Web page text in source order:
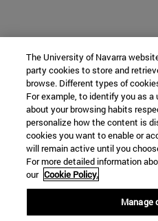
The University of Navarra
party cookies to store and
browse. Different types of
For example, to identify you as a
about your browsing habits
personalize how the content is
cookies you want to enable or
will remain active until you
For more detailed information
our Cookie Policy.
Manage